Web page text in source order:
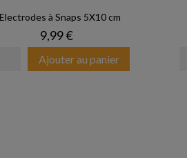
à Snaps 5X10 cm
Prix
9,99 €
Ajouter au panier